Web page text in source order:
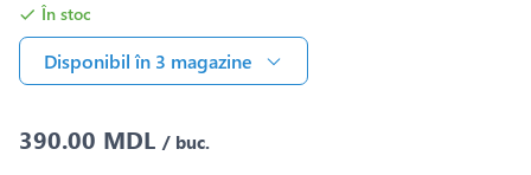
În stoc
Disponibil în 3 magazine
390.00 MDL / buc.